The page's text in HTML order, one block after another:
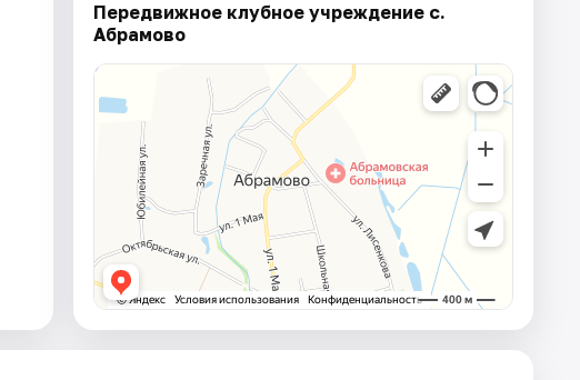
Передвижное клубное учреждение с.
Абрамово